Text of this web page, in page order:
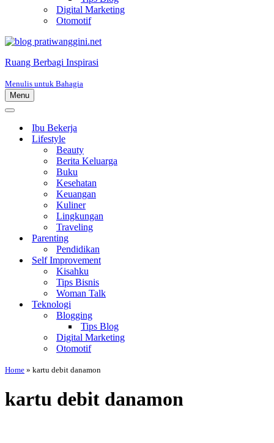
Digital Marketing
Otomotif
Ruang Berbagi Inspirasi
Menulis untuk Bahagia
Menu
Menu
Menu
NavigasiIbu Bekerja
Lifestyle
Beauty
Berita Keluarga
Buku
Kesehatan
Keuangan
Kuliner
Lingkungan
Traveling
Parenting
Pendidikan
Self Improvement
Kisahku
Tips Bisnis
Woman Talk
Teknologi
Blogging
Tips Blog
Digital Marketing
Otomotif
Home » kartu debit danamon
kartu debit danamon